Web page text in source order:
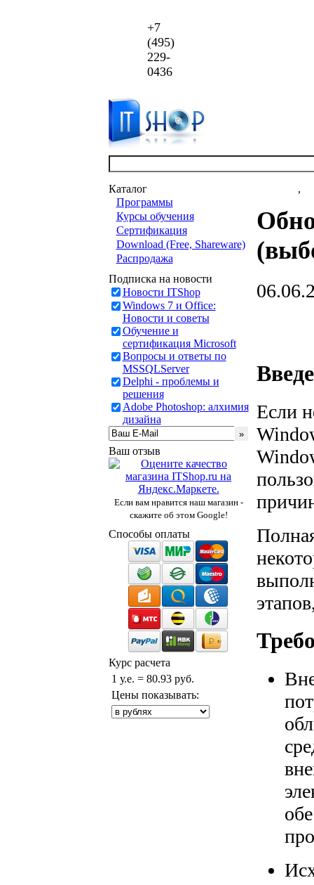
+7
(495)
229-
0436
Каталог
Программы
Курсы обучения
Сертификация
Download (Free, Shareware)
Распродажа
Подписка на новости
Новости ITShop
Windows 7 и Office:
Новости и советы
Обучение и
сертификация Microsoft
Вопросы и ответы по
MSSQLServer
Delphi - проблемы и
решения
Adobe Photoshop: алхимия
дизайна
Ваш отзыв
Если вам нравится наш магазин -
скажите об этом Google!
Способы оплаты
Курс расчета
1 у.е. = 80.93 руб.
Цены показывать:
,
Если